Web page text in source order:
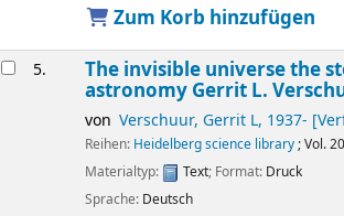
Zum Korb hinzufügen
5. The invisible universe the
astronomy Gerrit L.
von Verschuur, Gerrit L, 1937-
Reihen: Heidelberg science library; Vol. 20
Materialtyp:
Text; Format: Druck
Sprache: Deutsch